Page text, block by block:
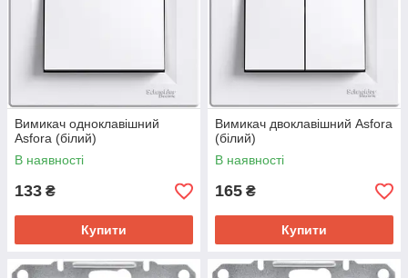
Вимикач одноклавішний
Asfora (білий)
В наявності
133 ₴
Купити
Вимикач двоклавішний Asfora
(білий)
В наявності
165 ₴
Купити